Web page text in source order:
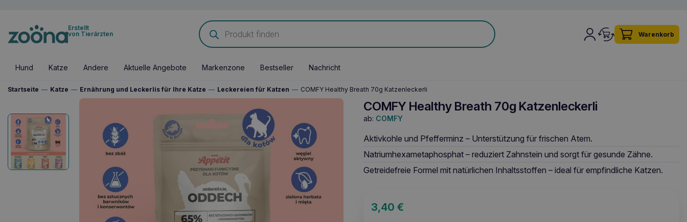
Erstellt
von Tierärzten
Products
search
Warenkorb
Hund Katze Andere Aktuelle Angebote Markenzone Bestseller Nachricht
Startseite — Katze — Ernährung und Leckerlis für Ihre Katze — Leckereien für Katzen — COMFY Healthy Breath 70g Katzenleckerli
COMFY Healthy Breath 70g Katzenleckerli
ab: COMFY
Aktivkohle und Pfefferminz – Unterstützung für frischen Atem.
Natriumhexametaphosphat – reduziert Zahnstein und sorgt für gesunde Zähne.
Getreidefreie Formel mit natürlichen Inhaltsstoffen – ideal für empfindliche Katzen.
3,40€